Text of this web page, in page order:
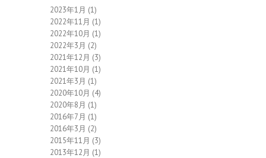
2023年1月 (1)
2022年11月 (1)
2022年10月 (1)
2022年3月 (2)
2021年12月 (3)
2021年10月 (1)
2021年3月 (1)
2020年10月 (4)
2020年8月 (1)
2016年7月 (1)
2016年3月 (2)
2015年11月 (3)
2013年12月 (1)